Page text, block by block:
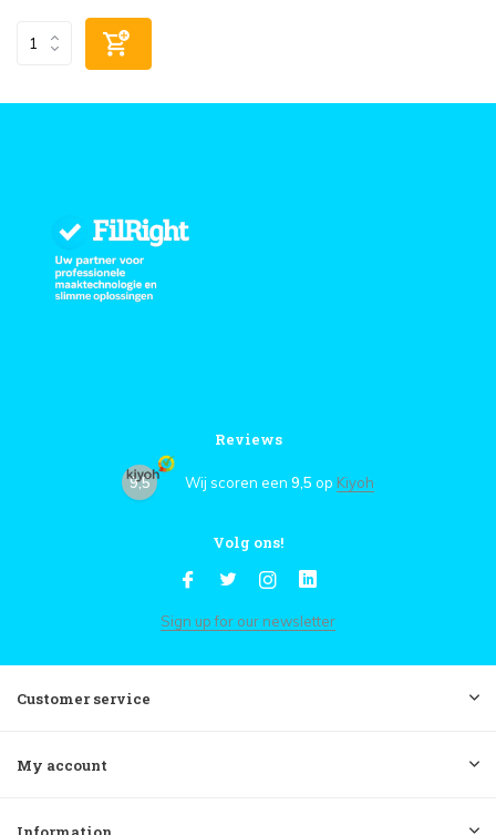
Reviews
9,5 Wij scoren een 9,5 op Kiyoh
Volg ons!
Sign up for our newsletter
Customer service
My account